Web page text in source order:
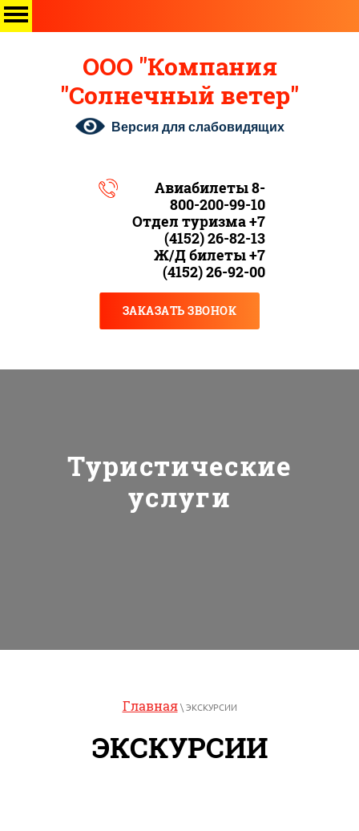
ООО "Компания
"Солнечный ветер"
Версия для слабовидящих
Авиабилеты 8-
800-200-99-10
Отдел туризма +7
(4152) 26-82-13
Ж/Д билеты +7
(4152) 26-92-00
ЗАКАЗАТЬ ЗВОНОК
Туристические
услуги
Главная\ ЭКСКУРСИИ
ЭКСКУРСИИ